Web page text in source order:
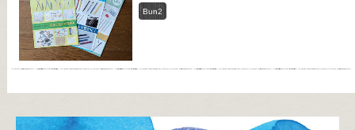
Bun2